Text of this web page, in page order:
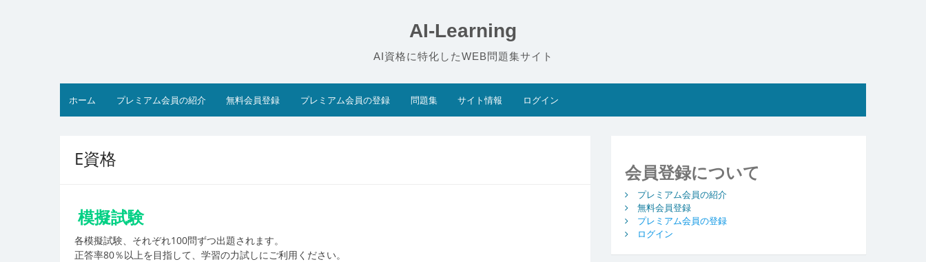
AI-Learning
AI資格に特化したWEB問題集サイト
ホーム プレミアム会員の紹介 無料会員登録 プレミアム会員の登録 問題集 サイト情報 ログイン
E資格
模擬試験
各模擬試験、それぞれ100問ずつ出題されます。
正答率80％以上を目指して、学習の力試しにご利用ください。
会員登録について
プレミアム会員の紹介
無料会員登録
プレミアム会員の登録
ログイン